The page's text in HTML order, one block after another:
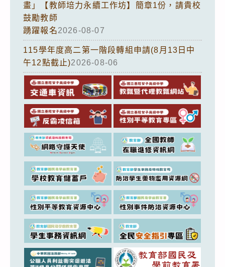
畫」【教師培力永續工作坊】簡章1份，請貴校
鼓勵教師
踴躍報名2026-08-07
115學年度高二第一階段轉組申請(8月13日中
午12點截止)2026-08-06